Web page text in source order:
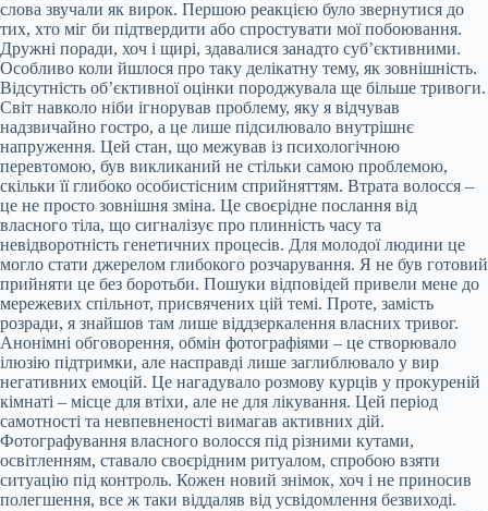
слова звучали як вирок. Першою реакцією було звернутися до
тих, хто міг би підтвердити або спростувати мої побоювання.
Дружні поради, хоч і щирі, здавалися занадто суб’єктивними.
Особливо коли йшлося про таку делікатну тему, як зовнішність.
Відсутність об’єктивної оцінки породжувала ще більше тривоги.
Світ навколо ніби ігнорував проблему, яку я відчував
надзвичайно гостро, а це лише підсилювало внутрішнє
напруження. Цей стан, що межував із психологічною
перевтомою, був викликаний не стільки самою проблемою,
скільки її глибоко особистісним сприйняттям. Втрата волосся –
це не просто зовнішня зміна. Це своєрідне послання від
власного тіла, що сигналізує про плинність часу та
невідворотність генетичних процесів. Для молодої людини це
могло стати джерелом глибокого розчарування. Я не був готовий
прийняти це без боротьби. Пошуки відповідей привели мене до
мережевих спільнот, присвячених цій темі. Проте, замість
розради, я знайшов там лише віддзеркалення власних тривог.
Анонімні обговорення, обмін фотографіями – це створювало
ілюзію підтримки, але насправді лише заглиблювало у вир
негативних емоцій. Це нагадувало розмову курців у прокуреній
кімнаті – місце для втіхи, але не для лікування. Цей період
самотності та невпевненості вимагав активних дій.
Фотографування власного волосся під різними кутами,
освітленням, ставало своєрідним ритуалом, спробою взяти
ситуацію під контроль. Кожен новий знімок, хоч і не приносив
полегшення, все ж таки віддаляв від усвідомлення безвиході.